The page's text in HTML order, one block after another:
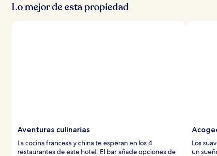
Lo mejor de esta propiedad
Aventuras culinarias
La cocina francesa y china te esperan en los 4
restaurantes de este hotel. El bar añade opciones de
Los
un